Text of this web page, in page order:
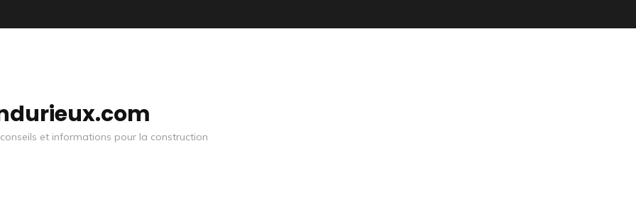
et informations pour la construction